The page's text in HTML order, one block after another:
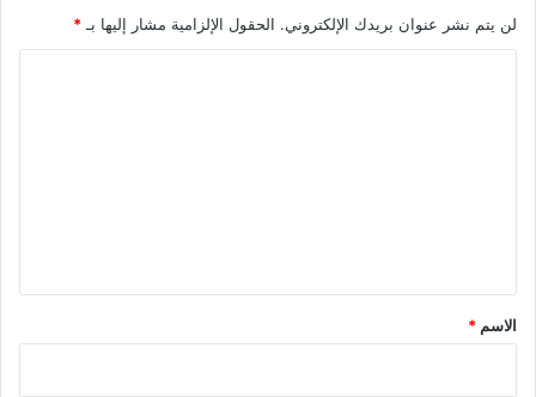
لن يتم نشر عنوان بريدك الإلكتروني. الحقول الإلزامية مشار إليها بـ *
*
الاسم *